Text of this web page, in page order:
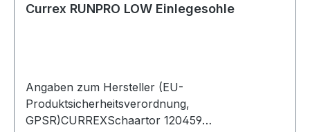
Currex RUNPRO LOW Einlegesohle
Angaben zum Hersteller (EU-
Produktsicherheitsverordnung,
GPSR)CURREXSchaartor 120459